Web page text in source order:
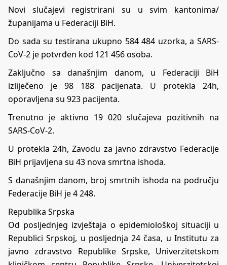
Novi slučajevi registrirani su u svim kantonima/
županijama u Federaciji BiH.
Do sada su testirana ukupno 584 484 uzorka, a SARS-
CoV-2 je potvrđen kod 121 456 osoba.
Zaključno sa današnjim danom, u Federaciji BiH
izliječeno je 98 188 pacijenata. U protekla 24h,
oporavljena su 923 pacijenta.
Trenutno je aktivno 19 020 slučajeva pozitivnih na
SARS-CoV-2.
U protekla 24h, Zavodu za javno zdravstvo Federacije
BiH prijavljena su 43 nova smrtna ishoda.
S današnjim danom, broj smrtnih ishoda na području
Federacije BiH je 4 248.
Republika Srpska
Od posljednjeg izvještaja o epidemiološkoj situaciji u
Republici Srpskoj, u posljednja 24 časa, u Institutu za
javno zdravstvo Republike Srpske, Univerzitetskom